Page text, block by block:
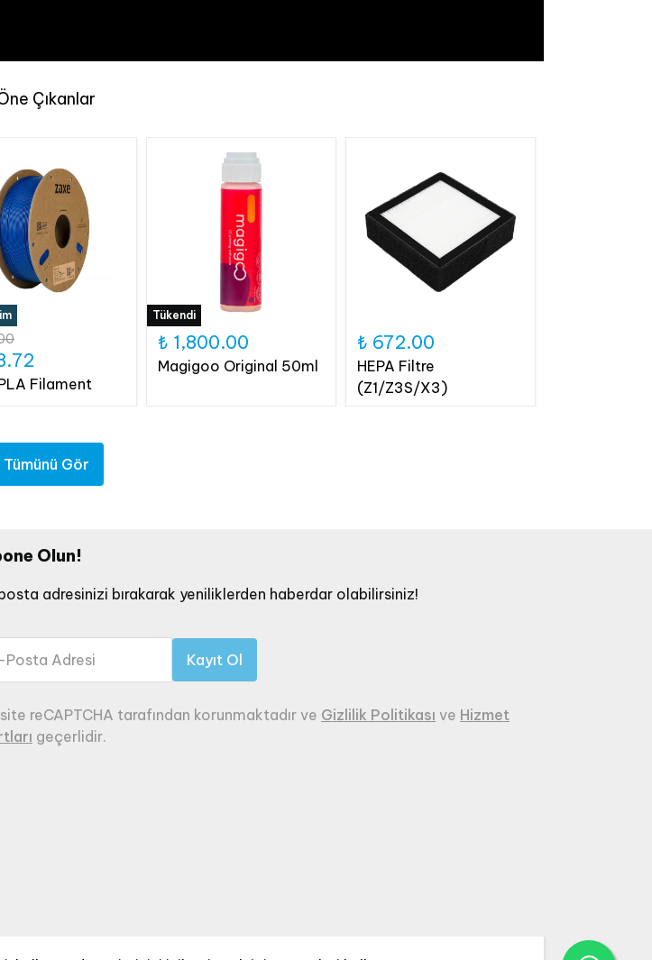
Çıkanlar
Filament
Tükendi
₺ 1,800.00
Magigoo Original 50ml
₺ 672.00
HEPA Filtre
(Z1/Z3S/X3)
Tümünü Gör
Olun!
adresinizi bırakarak yeniliklerden haberdar olabilirsiniz!
Posta Adresi Kayıt Ol
reCAPTCHA tarafından korunmaktadır ve Gizlilik Politikası ve Hizmet
geçerlidir.